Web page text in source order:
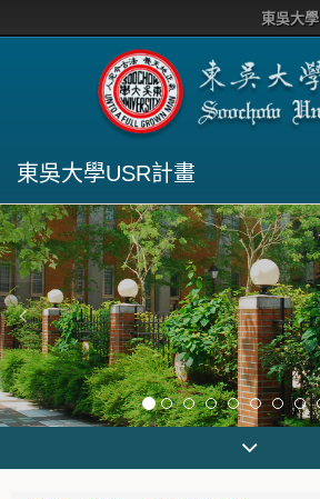
東吳大學
東吳大學USR計畫